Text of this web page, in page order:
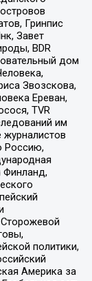
Гринпис
Завет
BDR
дом
Звозскова,
Ереван,
TVR
им
Россию,
Финланд,
политики,
Америка за